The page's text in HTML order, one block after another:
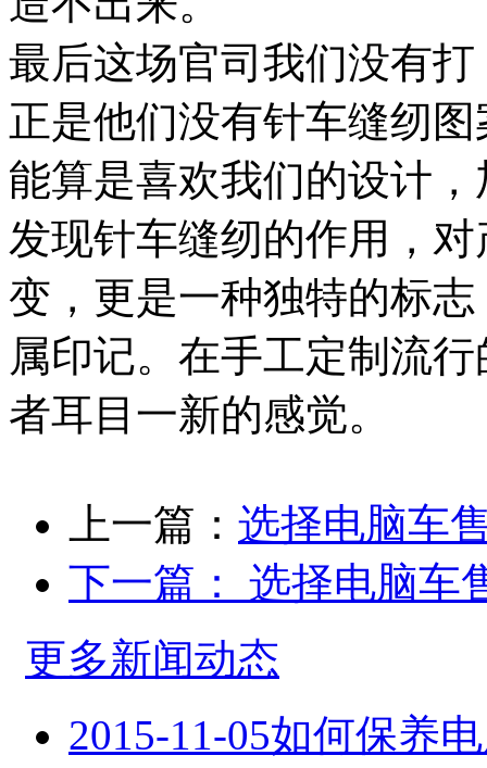
最后这场官司我们没有
正是他们没有针车缝纫
能算是喜欢我们的设计
发现针车缝纫的作用，
变，更是一种独特的标
属印记。在手工定制流
者耳目一新的感觉。
上一篇： 选择电脑车
下一篇：
选择电脑车
更多新闻动态
2015-11-05如何保养